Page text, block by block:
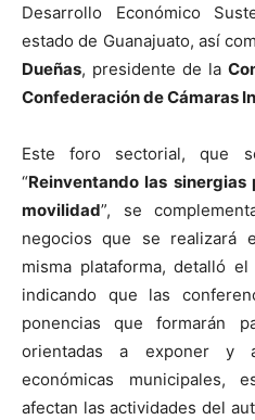
Desarrollo Económico
estado de Guanajuato, así
Dueñas, presidente de la
Confederación de Cámaras
Este foro sectorial, que
“Reinventando las
movilidad”, se
negocios que se realizará
misma plataforma, detalló
indicando que las
ponencias que formarán
orientadas a exponer y
económicas municipales,
afectan las actividades del